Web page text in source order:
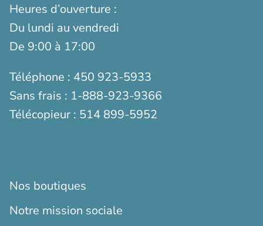
Heures d’ouverture :
Du lundi au vendredi
De 9:00 à 17:00
Téléphone : 450 923-5933
Sans frais : 1-888-923-9366
Télécopieur : 514 899-5952
Nos boutiques
Notre mission sociale